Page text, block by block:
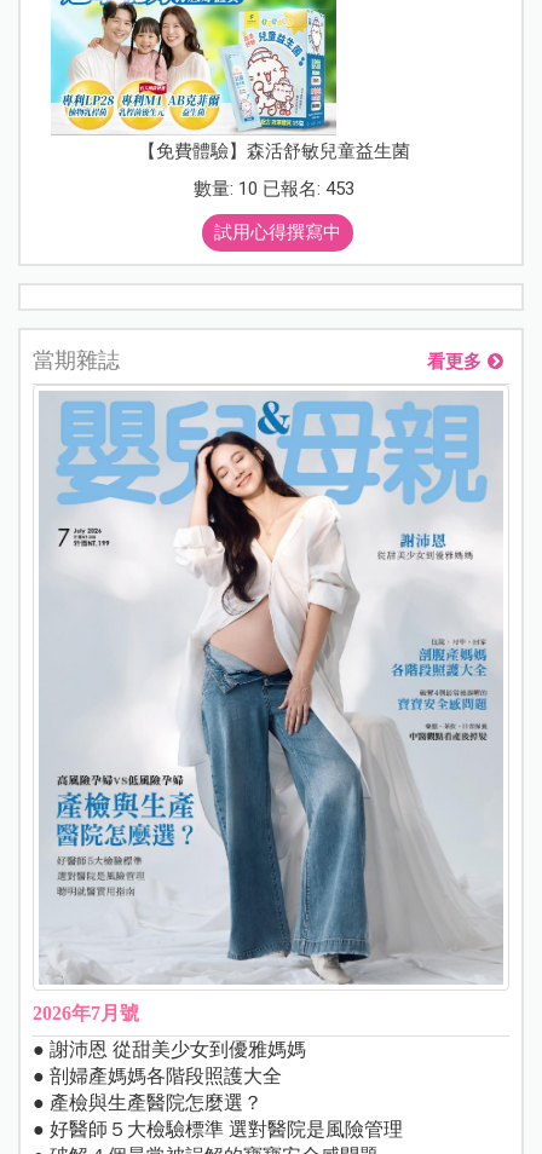
【免費體驗】森活舒敏兒童益生菌
數量: 10 已報名: 453
試用心得撰寫中
當期雜誌 看更多
2026年7月號
● 謝沛恩 從甜美少女到優雅媽媽
● 剖婦產媽媽各階段照護大全
● 產檢與生產醫院怎麼選？
● 好醫師５大檢驗標準 選對醫院是風險管理